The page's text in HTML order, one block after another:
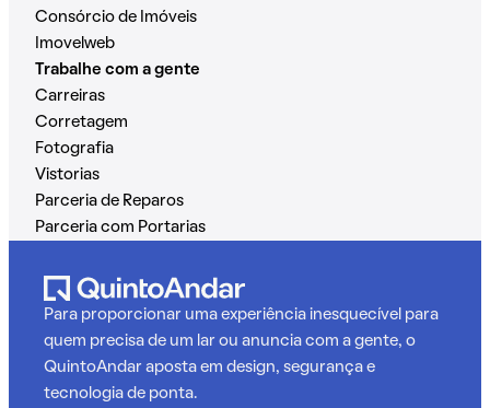
Consórcio de Imóveis
Imovelweb
Trabalhe com a gente
Carreiras
Corretagem
Fotografia
Vistorias
Parceria de Reparos
Parceria com Portarias
Para proporcionar uma experiência inesquecível para
quem precisa de um lar ou anuncia com a gente, o
QuintoAndar aposta em design, segurança e
tecnologia de ponta.